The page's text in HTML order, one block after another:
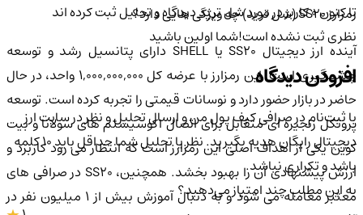
رمزارز SS20 (شل ترید) چه ویژگی هایی دارد؟
آینده ارز دیجیتال SS20 یا SHELL دارای پتانسیل رشد و توسعه
چشمگیری است. این رمزارز با عرضه کل 1,000,000,000 واحد، در حال
حاضر در بازار حضور دارد و نوسانات قیمتی را تجربه کرده است. توسعه
پروتکل زنجیره ای متقابل برای اتصال اکوسیستم های سولانا و بیت
کوین یکی از اهداف اصلی این رمزارز است که انتظار می رود کاربرد و
ارزش پیشنهادی آن را بهبود بخشد. همچنین، SS20 در صرافی های
معتبر معامله می شود و به دنبال آموزش بیش از 1 میلیون نفر در
تا کنون 0 کاربر در مورد شل تریددیدگاه و تحلیل ثبت کرده اند
نظری ثبت نشده است!شما اولین باشید
افزودن دیدگاه
با ثبت‌نام در صرافی کیف پول من و ارسال تحلیل و نظر در سایت ارز
دیجیتال رایگان هدیه بگیرید. نظر یا تحلیل شما حداقل باید ۱۰ کلمه
باشد و تکراری نباشد.
به این مطلب چند امتیاز می‌دهید؟